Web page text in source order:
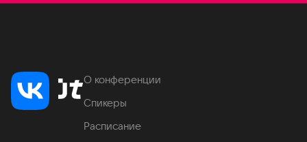
О конференции
Спикеры
Расписание